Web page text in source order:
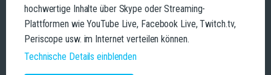
hochwertige Inhalte über Skype oder Streaming-
Plattformen wie YouTube Live, Facebook Live, Twitch.tv,
Periscope usw. im Internet verteilen können.
Technische Details einblenden